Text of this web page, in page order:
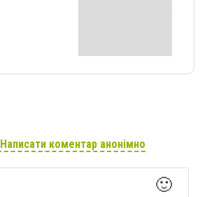
Написати коментар анонімно
🙂